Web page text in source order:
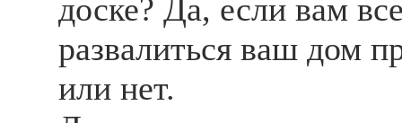
доске? Да, если вам
развалиться ваш дом
или нет.